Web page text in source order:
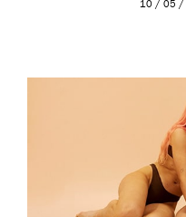
10 / 05